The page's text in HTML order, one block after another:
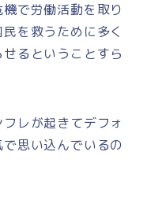
で労働活動を取り
を救うために多く
るということすら
レが起きてデフォ
思い込んでいるの